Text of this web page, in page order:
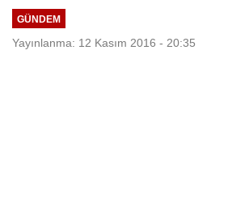
GÜNDEM
Yayınlanma: 12 Kasım 2016 - 20:35